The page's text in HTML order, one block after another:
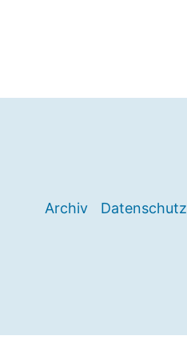
Archiv Datenschutz